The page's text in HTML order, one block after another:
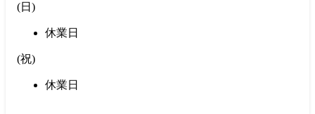
(日 )
休業日
(祝)
休業日